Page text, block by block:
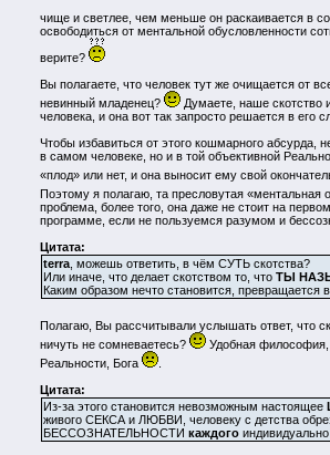
чище и светлее, чем меньше он раскаивается в
освободиться от ментальной обусловленности
верите?
Вы полагаете, что человек тут же очищается от
невинный младенец?
Думаете, наше скотство
человека, и она вот так запросто решается в его
Чтобы избавиться от этого кошмарного абсурда,
в самом человеке, но и в той объективной
«плод» или нет, и она выносит ему свой
Поэтому я полагаю, та пресловутая
проблема, более того, она даже не стоит на
программе, если не пользуемся разумом и
Цитата:
terra, можешь ответить, в чём СУТЬ скотства?
Или иначе, что делает скотством то, что ТЫ
Каким образом нечто становится, превращается
Полагаю, Вы рассчитывали услышать ответ, что
ничуть не сомневаетесь?
Удобная философия,
Реальности, Бога
.
Цитата:
Из-за этого становится невозможным настоящее
живого СЕКСА и ЛЮБВИ, человеку с детства
БЕССОЗНАТЕЛЬНОСТИ каждого